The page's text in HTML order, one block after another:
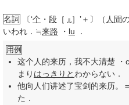
名詞 〔‘个 ・ 段 ［ 儿 ］’＋〕（ 人間
いわれ．≒来路 ・ lu ．
用例
这个人的来历，我不大清楚 ・
まり はっきりと わからない．
他向人们讲述了宝剑的来历。＝
た．